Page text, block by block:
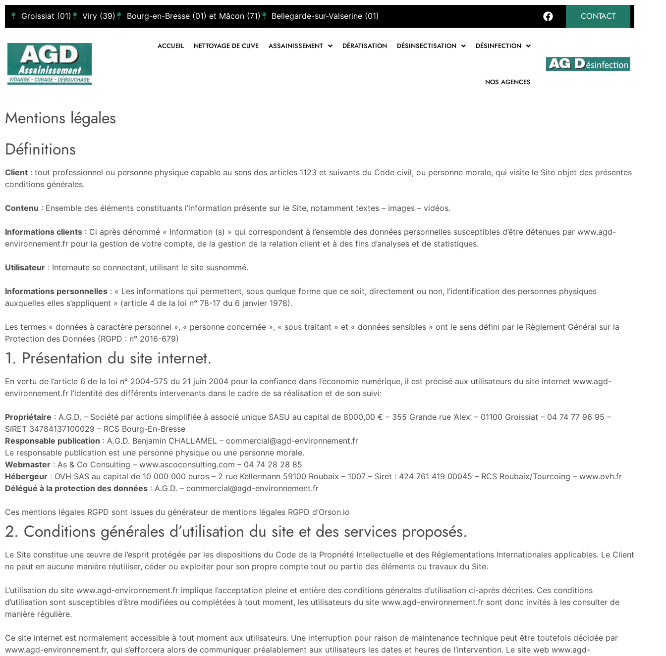
Groissiat (01) Viry (39) Bourg-en-Bresse (01) et Mâcon (71) Bellegarde-sur-Valserine (01) CONTACT
ACCUEIL NETTOYAGE DE CUVE ASSAINISSEMENT DÉRATISATION DÉSINSECTISATION DÉSINFECTION
NOS AGENCES
Mentions légales
Définitions
Client : tout professionnel ou personne physique capable au sens des articles 1123 et suivants du Code civil, ou personne morale, qui visite le Site objet des présentes
conditions générales.
Contenu : Ensemble des éléments constituants l’information présente sur le Site, notamment textes – images – vidéos.
Informations clients : Ci après dénommé « Information (s) » qui correspondent à l’ensemble des données personnelles susceptibles d’être détenues par www.agd-
environnement.fr pour la gestion de votre compte, de la gestion de la relation client et à des fins d’analyses et de statistiques.
Utilisateur : Internaute se connectant, utilisant le site susnommé.
Informations personnelles : « Les informations qui permettent, sous quelque forme que ce soit, directement ou non, l’identification des personnes physiques
auxquelles elles s’appliquent » (article 4 de la loi n° 78-17 du 6 janvier 1978).
Les termes « données à caractère personnel », « personne concernée », « sous traitant » et « données sensibles » ont le sens défini par le Règlement Général sur la
Protection des Données (RGPD : n° 2016-679)
1. Présentation du site internet.
En vertu de l’article 6 de la loi n° 2004-575 du 21 juin 2004 pour la confiance dans l’économie numérique, il est précisé aux utilisateurs du site internet www.agd-
environnement.fr l’identité des différents intervenants dans le cadre de sa réalisation et de son suivi:
Propriétaire : A.G.D. – Société par actions simplifiée à associé unique SASU au capital de 8000,00 € – 355 Grande rue ‘Alex’ – 01100 Groissiat – 04 74 77 96 95 –
SIRET 34784137100029 – RCS Bourg-En-Bresse
Responsable publication : A.G.D. Benjamin CHALLAMEL – commercial@agd-environnement.fr
Le responsable publication est une personne physique ou une personne morale.
Webmaster : As & Co Consulting – www.ascoconsulting.com – 04 74 28 28 85
Hébergeur : OVH SAS au capital de 10 000 000 euros – 2 rue Kellermann 59100 Roubaix – 1007 – Siret : 424 761 419 00045 – RCS Roubaix/Tourcoing – www.ovh.fr
Délégué à la protection des données : A.G.D. – commercial@agd-environnement.fr
Ces mentions légales RGPD sont issues du générateur de mentions légales RGPD d’Orson.io
2. Conditions générales d’utilisation du site et des services proposés.
Le Site constitue une œuvre de l’esprit protégée par les dispositions du Code de la Propriété Intellectuelle et des Réglementations Internationales applicables. Le Client
ne peut en aucune manière réutiliser, céder ou exploiter pour son propre compte tout ou partie des éléments ou travaux du Site.
L’utilisation du site www.agd-environnement.fr implique l’acceptation pleine et entière des conditions générales d’utilisation ci-après décrites. Ces conditions
d’utilisation sont susceptibles d’être modifiées ou complétées à tout moment, les utilisateurs du site www.agd-environnement.fr sont donc invités à les consulter de
manière régulière.
Ce site internet est normalement accessible à tout moment aux utilisateurs. Une interruption pour raison de maintenance technique peut être toutefois décidée par
www.agd-environnement.fr, qui s’efforcera alors de communiquer préalablement aux utilisateurs les dates et heures de l’intervention. Le site web www.agd-